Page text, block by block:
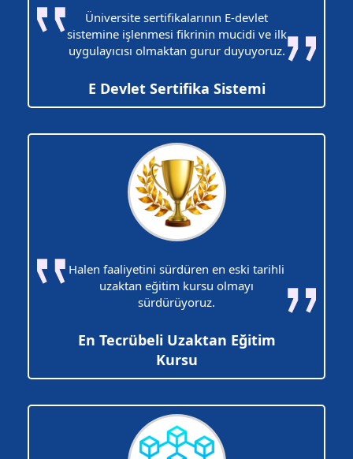
Üniversite sertifikalarının E-devlet
sistemine işlenmesi fikrinin mucidi ve ilk
uygulayıcısı olmaktan gurur duyuyoruz.
E Devlet Sertifika Sistemi
Halen faaliyetini sürdüren en eski tarihli
uzaktan eğitim kursu olmayı
sürdürüyoruz.
En Tecrübeli Uzaktan Eğitim
Kursu